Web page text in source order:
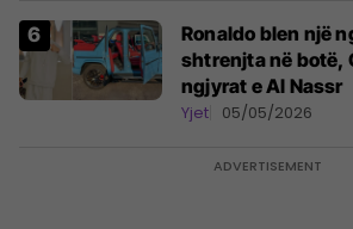
Ronaldo blen një
shtrenjta në botë,
ngjyrat e Al Nassr
Yjet 05/05/2026